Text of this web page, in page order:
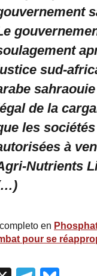
sud-
de la
les
à
Nutrients
en
pour se